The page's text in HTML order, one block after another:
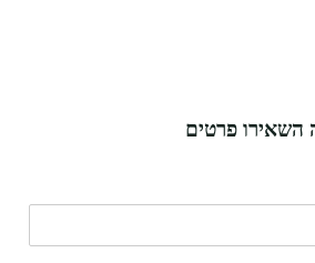
השאירו פרטים